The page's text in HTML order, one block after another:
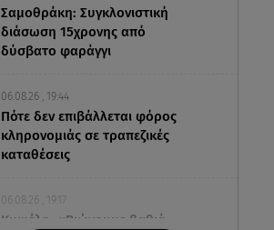
Σαμοθράκη: Συγκλονιστική
διάσωση 15χρονης από
δύσβατο φαράγγι
06.08.26 , 19:44
Πότε δεν επιβάλλεται φόρος
κληρονομιάς σε τραπεζικές
καταθέσεις
06.08.26 , 19:17
Κυψέλη: «Βιώνουμε βαθιά